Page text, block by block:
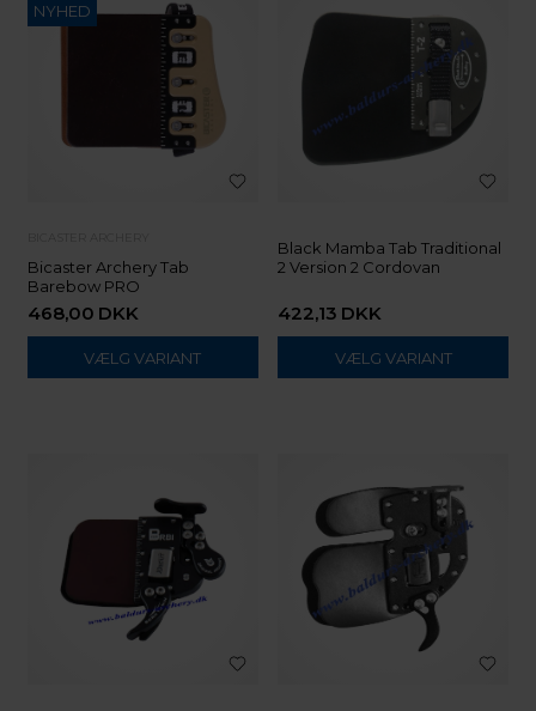
NYHED
Bicaster Archery Tab
Barebow PRO
468,00 DKK
VÆLG VARIANT
Black Mamba Tab Traditional
2 Version 2 Cordovan
422,13 DKK
VÆLG VARIANT